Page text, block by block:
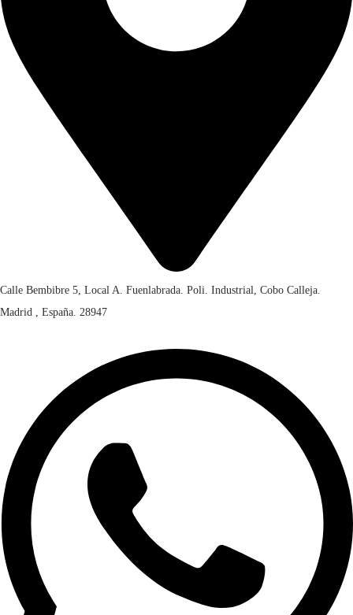
Calle Bembibre 5, Local A. Fuenlabrada. Poli. Industrial, Cobo Calleja.
Madrid , España. 28947